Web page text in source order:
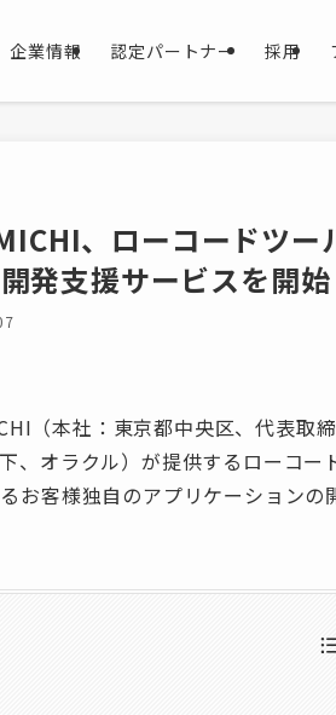
企業情報 認定パートナー 採用
、ローコードツ
発支援サービスを開始
（本社：東京都中央区、代表取
オラクル）が提供するローコー
お客様独自のアプリケーションの